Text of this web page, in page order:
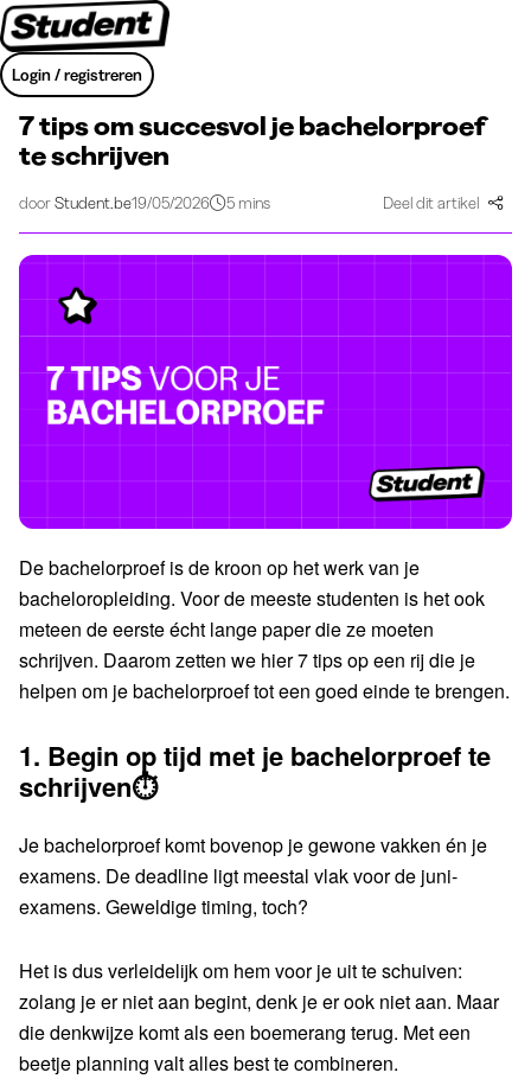
Login / registreren
7 tips om succesvol je bachelorproef
te schrijven
doorStudent.be19/05/2026 5 mins Deel dit artikel
De bachelorproef is de kroon op het werk van je
bacheloropleiding. Voor de meeste studenten is het ook
meteen de eerste écht lange paper die ze moeten
schrijven. Daarom zetten we hier 7 tips op een rij die je
helpen om je bachelorproef tot een goed einde te brengen.
1. Begin op tijd met je bachelorproef te
schrijven⏱️
Je bachelorproef komt bovenop je gewone vakken én je
examens. De deadline ligt meestal vlak voor de juni-
examens. Geweldige timing, toch?
Het is dus verleidelijk om hem voor je uit te schuiven:
zolang je er niet aan begint, denk je er ook niet aan. Maar
die denkwijze komt als een boemerang terug. Met een
beetje planning valt alles best te combineren.